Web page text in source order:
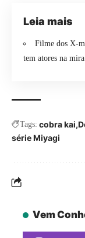
Leia mais
Filme dos X-
tem atores na
Tags: cobra kai
série Miyagi
Vem